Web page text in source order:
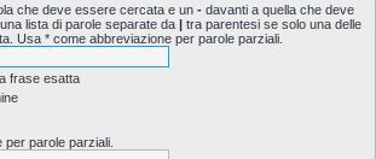
che deve essere cercata e un - davanti a quella che deve
lista di parole separate da | tra parentesi se solo una delle
Usa * come abbreviazione per parole parziali.
frase esatta
parole parziali.